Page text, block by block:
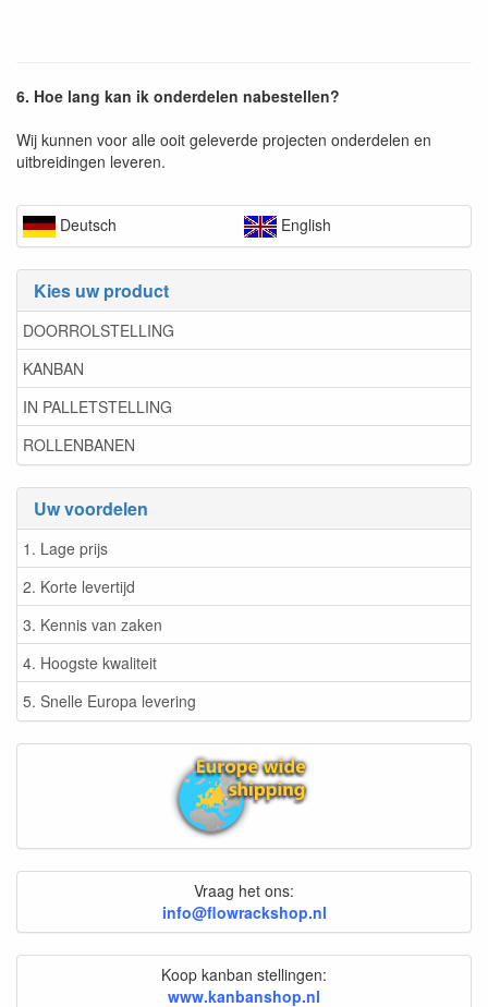
Deutsch English
Kies uw product
DOORROLSTELLING
KANBAN
IN PALLETSTELLING
ROLLENBANEN
Uw voordelen
1. Lage prijs
2. Korte levertijd
3. Kennis van zaken
4. Hoogste kwaliteit
5. Snelle Europa levering
Vraag het ons:
info@flowrackshop.nl
Koop kanban stellingen:
www.kanbanshop.nl
6. Hoe lang kan ik onderdelen nabestellen?
Wij kunnen voor alle ooit geleverde projecten onderdelen en
uitbreidingen leveren.